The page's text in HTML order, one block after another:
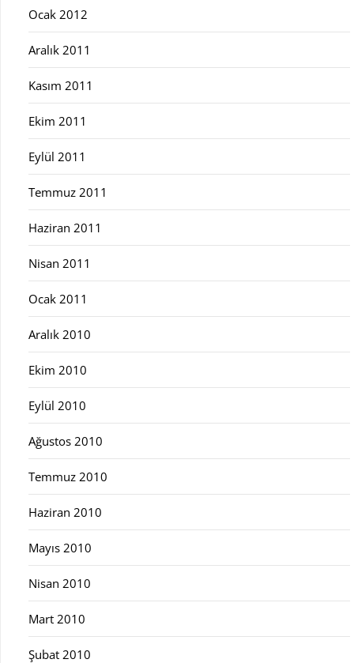
Ocak 2012
Aralık 2011
Kasım 2011
Ekim 2011
Eylül 2011
Temmuz 2011
Haziran 2011
Nisan 2011
Ocak 2011
Aralık 2010
Ekim 2010
Eylül 2010
Ağustos 2010
Temmuz 2010
Haziran 2010
Mayıs 2010
Nisan 2010
Mart 2010
Şubat 2010